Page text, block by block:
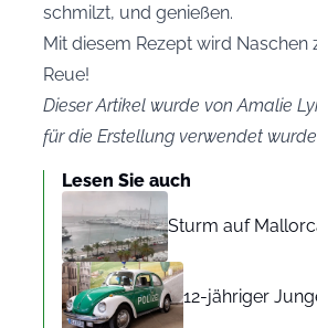
schmilzt, und genießen.
Mit diesem Rezept wird
Reue!
Dieser Artikel wurde von Amalie
für die Erstellung verwendet wurde
Lesen Sie auch
Sturm auf
12-jähriger